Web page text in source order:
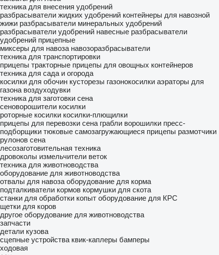
техника для внесения удобрений
разбрасыватели жидких удобрений контейнеры для навозной
жижи разбрасыватели минеральных удобрений
разбрасыватели удобрений навесные разбрасыватели
удобрений прицепные
миксеры для навоза навозоразбрасыватели
техника для транспортировки
прицепы тракторные прицепы для овощных контейнеров
техника для сада и огорода
косилки для обочин кусторезы газонокосилки аэраторы для
газона воздуходувки
техника для заготовки сена
сеноворошители косилки
роторные косилки косилки-плющилки
прицепы для перевозки сена грабли ворошилки пресс-
подборщики тюковые самозагружающиеся прицепы размотчики
рулонов сена
лесозаготовительная техника
дровоколы измельчители веток
техника для животноводства
оборудование для животноводства
отвалы для навоза оборудование для корма
подталкиватели кормов кормушки для скота
станки для обработки копыт оборудование для КРС
щетки для коров
другое оборудование для животноводства
запчасти
детали кузова
сцепные устройства квик-каплеры бамперы
ходовая